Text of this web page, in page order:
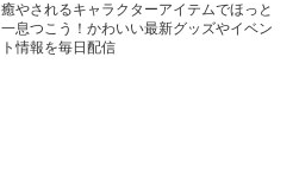
癒やされるキャラクターアイテムでほっと
一息つこう！かわいい最新グッズやイベン
ト情報を毎日配信